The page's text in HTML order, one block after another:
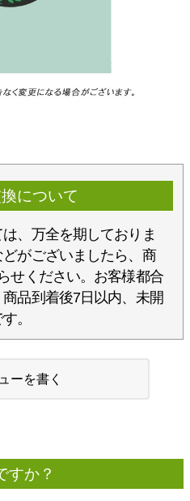
について
、万全を期しておりま
がございましたら、商
せください。お客様都合
品到着後7日以内、未開
。
ーを書く
すか？